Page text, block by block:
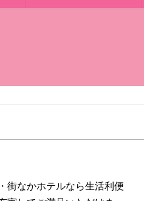
街なかホテルなら生活利便